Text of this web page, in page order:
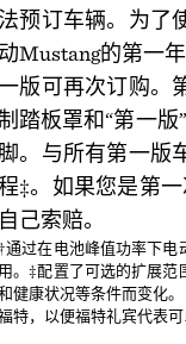
法预订车辆。为了
动Mustang的第一
版可再次订购。
踏板罩和“第一
脚。与所有第一版
‡。如果您是第
自己索赔。
通过在电池峰值功率下电
用。‡配置了可选的扩展
健康状况等条件而变化
特，以便福特礼宾代表